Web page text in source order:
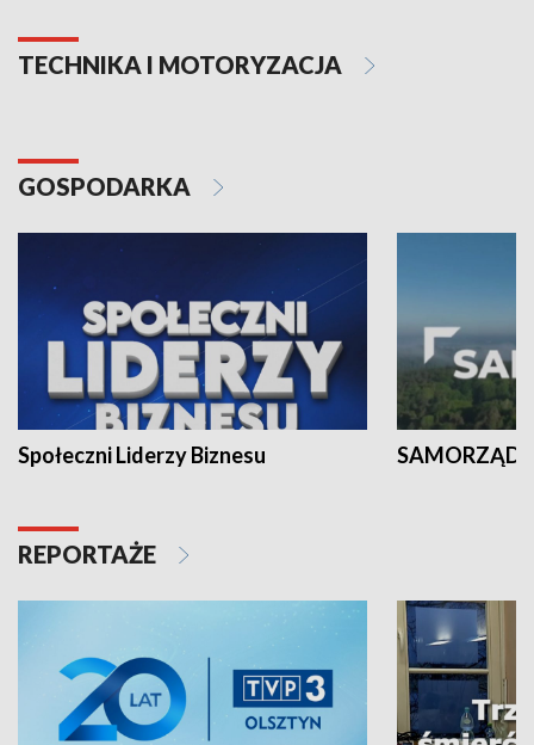
TECHNIKA I MOTORYZACJA
GOSPODARKA
Społeczni Liderzy Biznesu SAMORZĄD
REPORTAŻE